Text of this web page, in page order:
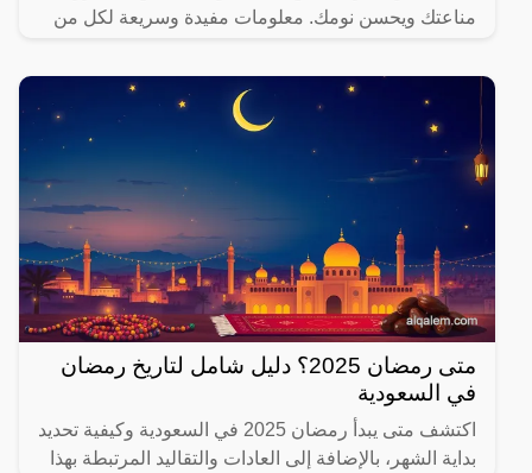
مناعتك ويحسن نومك. معلومات مفيدة وسريعة لكل من
متى رمضان 2025؟ دليل شامل لتاريخ رمضان
في السعودية
اكتشف متى يبدأ رمضان 2025 في السعودية وكيفية تحديد
بداية الشهر، بالإضافة إلى العادات والتقاليد المرتبطة بهذا